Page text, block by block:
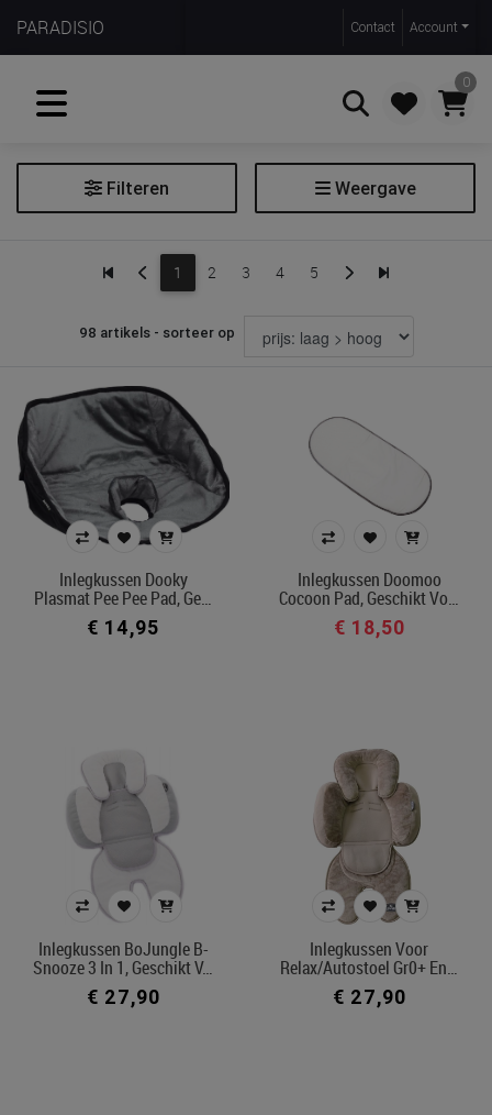
PARADISIO Contact Account
0
Zoeken
Filteren Weergave
Merk
Kleur
In voorraad
Belgisch product
1 2 3 4 5
98 artikels - sorteer op
Inlegkussen Dooky
Plasmat Pee Pee Pad, Ge…
€ 14,95
Inlegkussen Doomoo
Cocoon Pad, Geschikt Vo…
€ 18,50
Inlegkussen BoJungle B-
Snooze 3 In 1, Geschikt V…
€ 27,90
Inlegkussen Voor
Relax/autostoel Gr0+ En…
€ 27,90